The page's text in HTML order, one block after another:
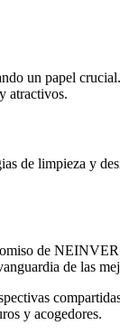
un papel
atractivos.
limpieza y
de
de las
y acogedores.